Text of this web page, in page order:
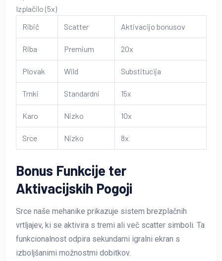
Izplačilo (5x)
Ribič
Scatter Aktivacijo bonusov
Riba Premium 20x
Plovak Wild Substitucija
Trnki Standardni 15x
Karo Nizko 10x
Srce Nizko 8x
Bonus Funkcije ter
Aktivacijskih Pogoji
Srce naše mehanike prikazuje sistem brezplačnih
vrtljajev, ki se aktivira s tremi ali več scatter simboli. Ta
funkcionalnost odpira sekundarni igralni ekran s
izboljšanimi možnostmi dobitkov.